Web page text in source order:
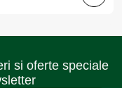
si oferte speciale